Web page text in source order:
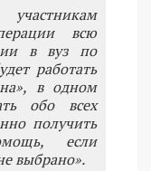
всю
в вуз по
работать
в одном
обо всех
получить
если
выбрано».